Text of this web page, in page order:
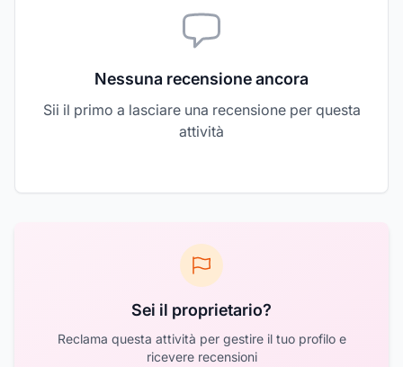
Nessuna recensione ancora
Sii il primo a lasciare una recensione per questa
attività
Sei il proprietario?
Reclama questa attività per gestire il tuo profilo e
ricevere recensioni